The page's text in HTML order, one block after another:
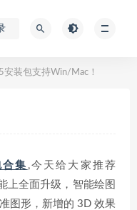
安装包支持Win/Mac！
合集 ,今天给大家推荐
上全面升级，智能绘图
图形，新增的 3D 效果